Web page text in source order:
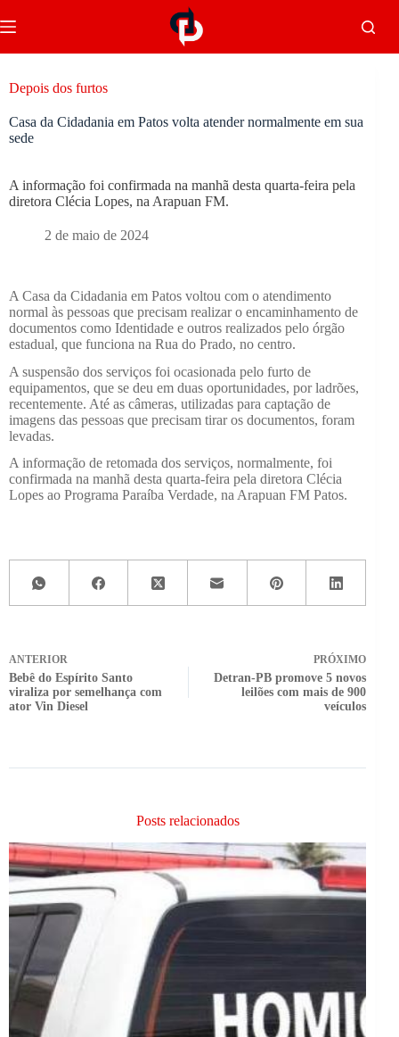
Depois dos furtos
Casa da Cidadania em Patos volta atender normalmente em sua
sede
A informação foi confirmada na manhã desta quarta-feira pela
diretora Clécia Lopes, na Arapuan FM.
2 de maio de 2024
A Casa da Cidadania em Patos voltou com o atendimento
normal às pessoas que precisam realizar o encaminhamento de
documentos como Identidade e outros realizados pelo órgão
estadual, que funciona na Rua do Prado, no centro.
A suspensão dos serviços foi ocasionada pelo furto de
equipamentos, que se deu em duas oportunidades, por ladrões,
recentemente. Até as câmeras, utilizadas para captação de
imagens das pessoas que precisam tirar os documentos, foram
levadas.
A informação de retomada dos serviços, normalmente, foi
confirmada na manhã desta quarta-feira pela diretora Clécia
Lopes ao Programa Paraíba Verdade, na Arapuan FM Patos.
ANTERIOR
Bebê do Espírito Santo
viraliza por semelhança com
ator Vin Diesel
PRÓXIMO
Detran-PB promove 5 novos
leilões com mais de 900
veículos
Posts relacionados